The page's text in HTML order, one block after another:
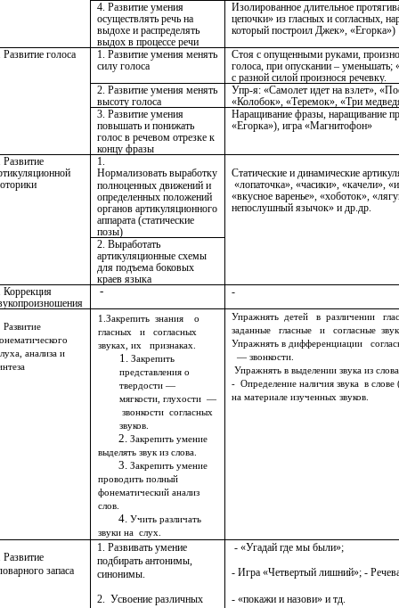
4. Развитие умения
осуществлять речь на
выдохе и распределять
выдох в процессе речи
Изолированное длительное
цепочки» из гласных и согласных,
который построил Джек», «Егорка»)
Развитие голоса
1. Развитие умения менять
силу голоса
Стоя с опущенными руками,
голоса, при опускании – уменьшать;
с разной силой произнося речевку.
2. Развитие умения менять
высоту голоса
Упр-я: «Самолет идет на взлет»,
«Колобок», «Теремок», «Три
3. Развитие умения
повышать и понижать
голос в речевом отрезке к
концу фразы
Наращивание фразы, наращивание
«Егорка»), игра «Магнитофон»
Развитие
1.
Нормализовать выработку
полноценных движений и
определенных положений
органов артикуляционного
аппарата (статические
позы)
Статические и динамические
«лопаточка», «часики», «качели»,
«вкусное варенье», «хоботок»,
непослушный язычок» и др.др.
2. Выработать
артикуляционные схемы
для подъема боковых
краев языка
Коррекция
- -
Развитие
анализа и
1.Закрепить знания о
гласных и согласных
звуках, их признаках.
Закрепить
представления о
твердости —
мягкости, глухости —
звонкости согласных
звуков.
Закрепить умение
выделять звук из слова.
Закрепить умение
проводить полный
фонематический анализ
слов.
Учить различать
звуки на слух.
Упражнять детей в различении
заданные гласные и согласные
Упражнять в дифференциации
— звонкости.
Упражнять в выделении звука из
- Определение наличия звука в
на материале изученных звуков.
Развитие
запаса
1. Развивать умение
подбирать антонимы,
синонимы.
2. Усвоение различных
- «Угадай где мы были»;
- Игра «Четвертый лишний»; -
- «покажи и назови» и тд.